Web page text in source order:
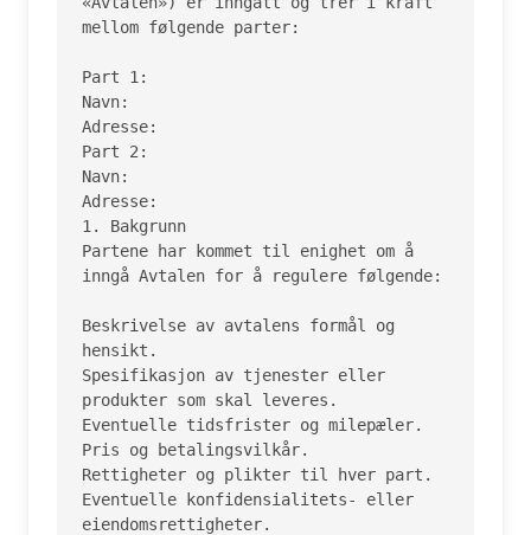
mellom følgende parter:
Part 1:
Navn:
Adresse:
Part 2:
Navn:
Adresse:
1. Bakgrunn
Partene har kommet til enighet om å
inngå Avtalen for å regulere følgende:
Beskrivelse av avtalens formål og
hensikt.
Spesifikasjon av tjenester eller
produkter som skal leveres.
Eventuelle tidsfrister og milepæler.
Pris og betalingsvilkår.
Rettigheter og plikter til hver part.
Eventuelle konfidensialitets- eller
eiendomsrettigheter.